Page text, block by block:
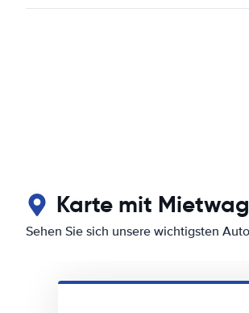
Karte mit
Sehen Sie sich unsere wichtigsten